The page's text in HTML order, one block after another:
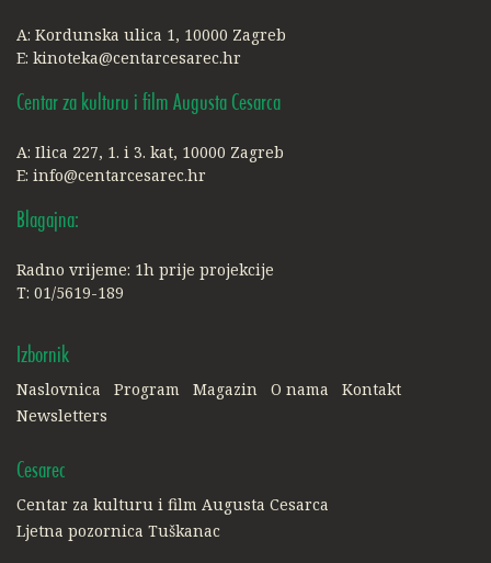
A: Kordunska ulica 1, 10000 Zagreb
E: kinoteka@centarcesarec.hr
Centar za kulturu i film Augusta Cesarca
A: Ilica 227, 1. i 3. kat, 10000 Zagreb
E: info@centarcesarec.hr
Blagajna:
Radno vrijeme: 1h prije projekcije
T: 01/5619-189
Izbornik
Naslovnica Program Magazin O nama
Kontakt
Newsletters
Cesarec
Centar za kulturu i film Augusta Cesarca
Ljetna pozornica Tuškanac